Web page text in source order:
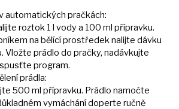
automatických pračkách:
roztok 1 l vodya 100 ml přípravku.
na bělící prostředek nalijte dávku
Vložte prádlo do pračky, nadávkujte
spusťte program.
prádla:
500 ml přípravku. Prádlo namočte
vymáchání doperte ručně